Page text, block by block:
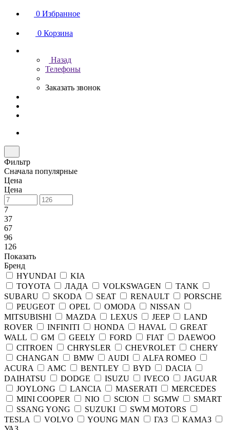
0 Избранное
0 Корзина
Назад
Телефоны
Заказать звонок
Фильтр
Сначала популярные
Цена
Цена
7
37
67
96
126
Показать
Бренд
HYUNDAI
KIA
TOYOTA
ЛАДА VOLKSWAGEN
TANK
SUBARU
SKODA SEAT RENAULT
PORSCHE
PEUGEOT
OPEL OMODA
NISSAN
MITSUBISHI
MAZDA LEXUS JEEP
LAND
ROVER
INFINITI HONDA HAVAL
GREAT
WALL
GM GEELY FORD FIAT
DAEWOO
CITROEN
CHRYSLER CHEVROLET
CHERY
CHANGAN
BMW AUDI
ALFA ROMEO
ACURA
AMC BENTLEY BYD
DACIA
DAIHATSU
DODGE ISUZU IVECO
JAGUAR
JOYLONG
LANCIA MASERATI
MERCEDES
MINI COOPER
NIO SCION SGMW
SMART
SSANG YONG
SUZUKI
SWM MOTORS
TESLA
VOLVO YOUNG MAN ГАЗ
КАМАЗ